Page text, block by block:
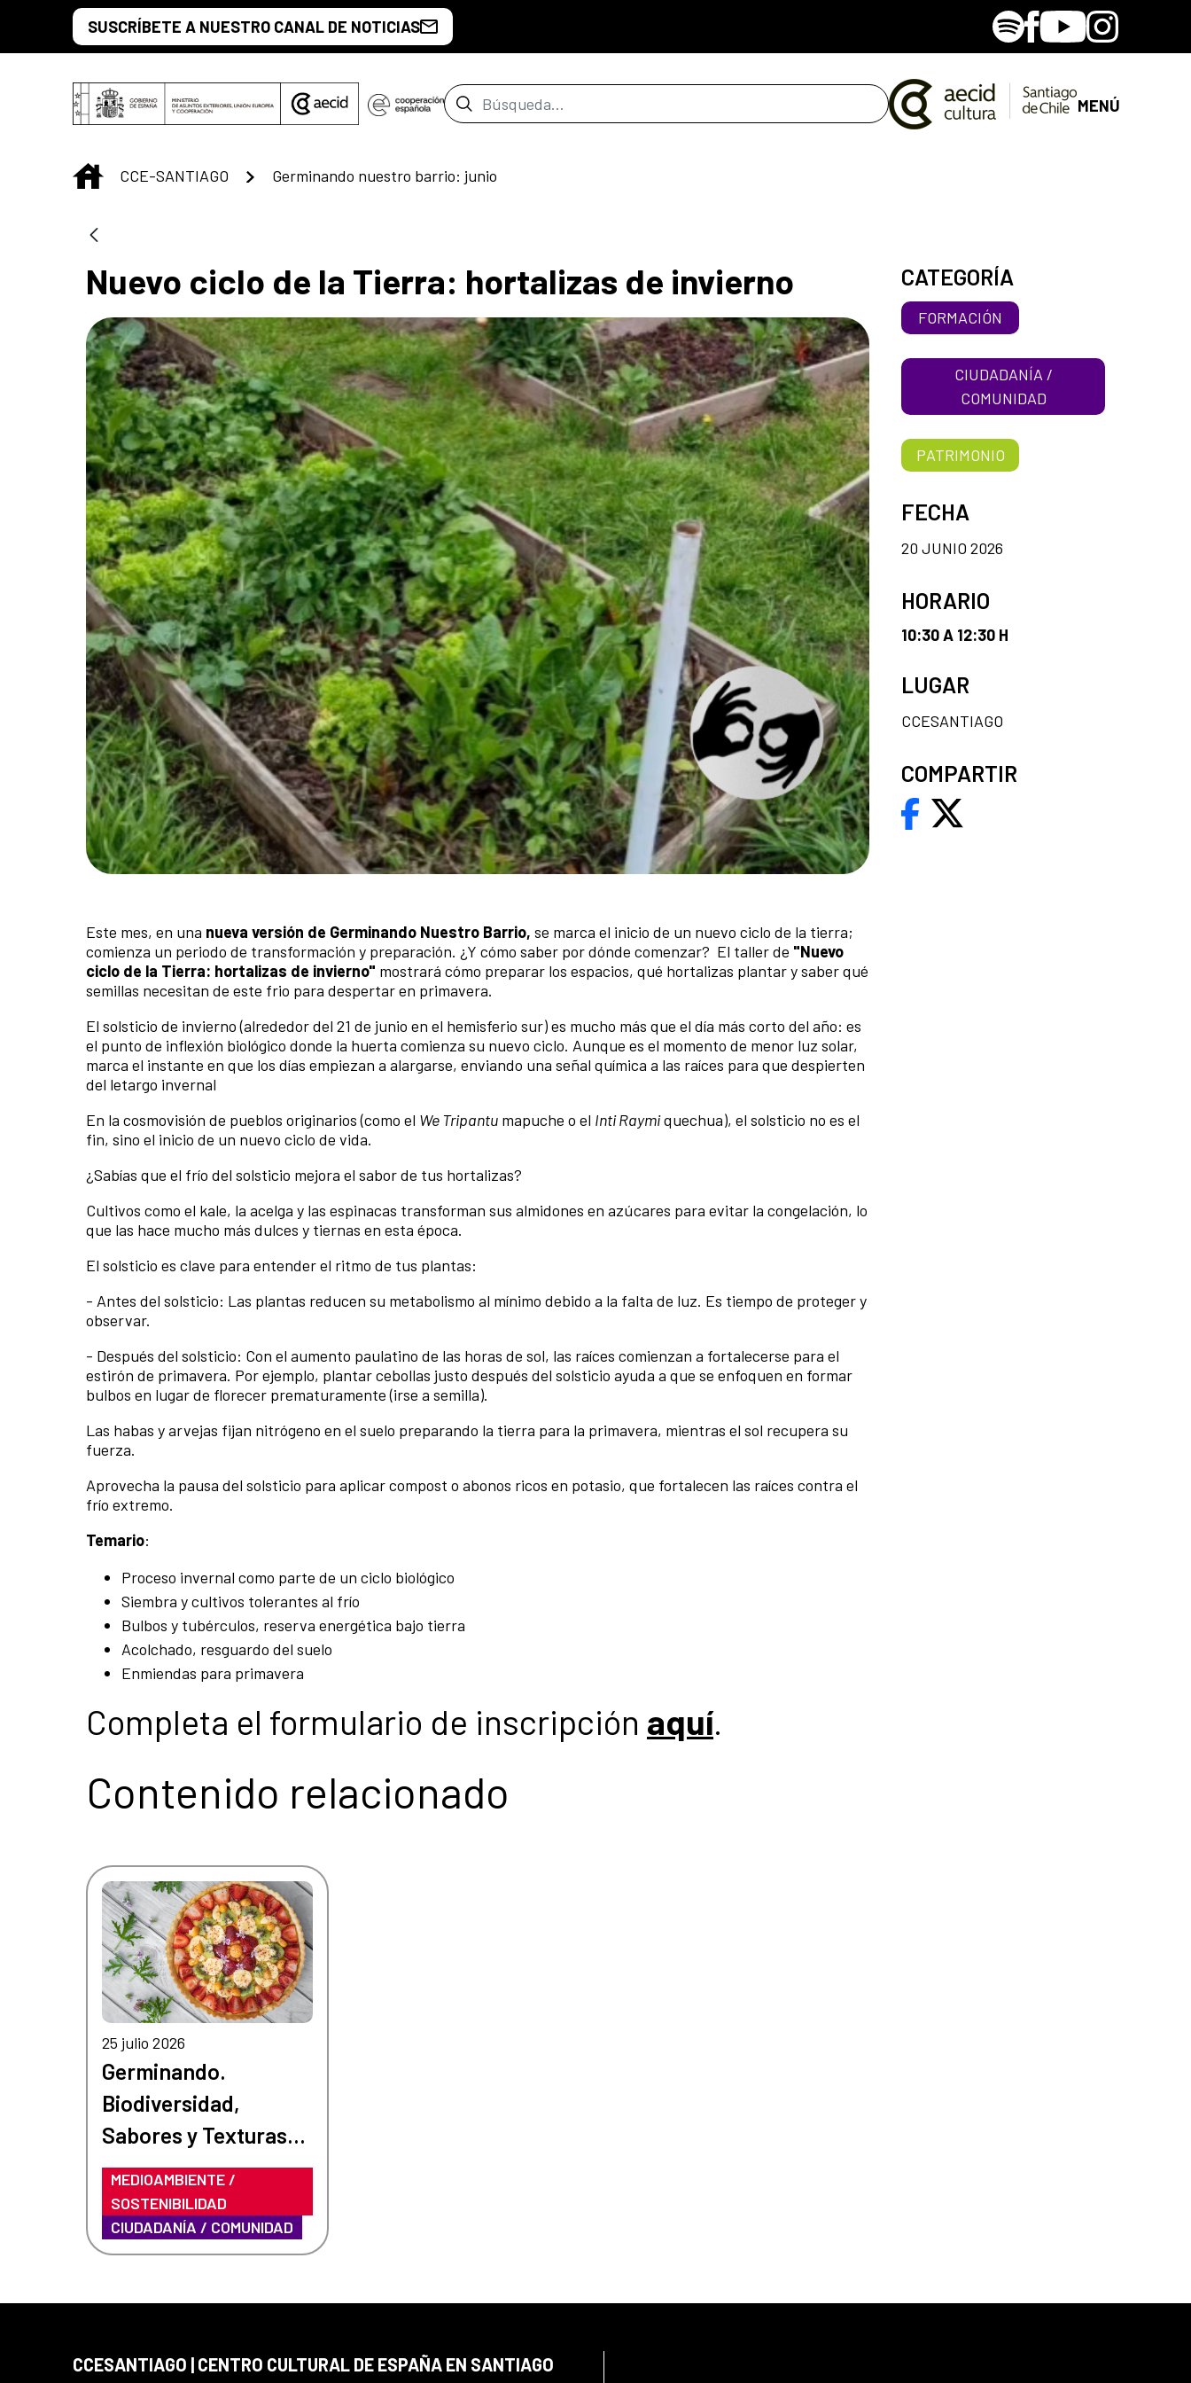
Saltar al contenido principal
SUSCRÍBETE A NUESTRO CANAL DE NOTICIAS SpotifyFacebook
YoutubeInstagram
Barra de búsqueda MENÚ
INICIO
CCE-SANTIAGO Germinando nuestro barrio: junio
Nuevo ciclo de la Tierra: hortalizas de invierno
Este mes, en una nueva versión de Germinando Nuestro Barrio, se marca el inicio de un nuevo ciclo de la tierra;
comienza un periodo de transformación y preparación. ¿Y cómo saber por dónde comenzar? El taller de "Nuevo
ciclo de la Tierra: hortalizas de invierno" mostrará cómo preparar los espacios, qué hortalizas plantar y saber qué
semillas necesitan de este frio para despertar en primavera.
El solsticio de invierno (alrededor del 21 de junio en el hemisferio sur) es mucho más que el día más corto del año: es
el punto de inflexión biológico donde la huerta comienza su nuevo ciclo. Aunque es el momento de menor luz solar,
marca el instante en que los días empiezan a alargarse, enviando una señal química a las raíces para que despierten
del letargo invernal
En la cosmovisión de pueblos originarios (como el We Tripantu mapuche o el Inti Raymiquechua), el solsticio no es el
fin, sino el inicio de un nuevo ciclo de vida.
¿Sabías que el frío del solsticio mejora el sabor de tus hortalizas?
Cultivos como el kale, la acelga y las espinacas transforman sus almidones en azúcares para evitar la congelación, lo
que las hace mucho más dulces y tiernas en esta época.
El solsticio es clave para entender el ritmo de tus plantas:
- Antes del solsticio: Las plantas reducen su metabolismo al mínimo debido a la falta de luz. Es tiempo de proteger y
observar.
- Después del solsticio: Con el aumento paulatino de las horas de sol, las raíces comienzan a fortalecerse para el
estirón de primavera. Por ejemplo, plantar cebollas justo después del solsticio ayuda a que se enfoquen en formar
bulbos en lugar de florecer prematuramente (irse a semilla).
Las habas y arvejas fijan nitrógeno en el suelo preparando la tierra para la primavera, mientras el sol recupera su
fuerza.
Aprovecha la pausa del solsticio para aplicar compost o abonos ricos en potasio, que fortalecen las raíces contra el
frío extremo.
Temario:
Proceso invernal como parte de un ciclo biológico
Siembra y cultivos tolerantes al frío
Bulbos y tubérculos, reserva energética bajo tierra
Acolchado, resguardo del suelo
Enmiendas para primavera
Completa el formulario de inscripción aquí.
CATEGORÍA
FORMACIÓN
CIUDADANÍA /
COMUNIDAD
PATRIMONIO
FECHA
20 JUNIO 2026
HORARIO
10:30 A 12:30 H
LUGAR
CCESANTIAGO
COMPARTIR
Contenido relacionado
25 julio 2026
Germinando.
Biodiversidad,
Sabores y Texturas
Fungi
MEDIOAMBIENTE /
SOSTENIBILIDAD
CIUDADANÍA / COMUNIDAD
CCESANTIAGO | CENTRO CULTURAL DE ESPAÑA EN SANTIAGO